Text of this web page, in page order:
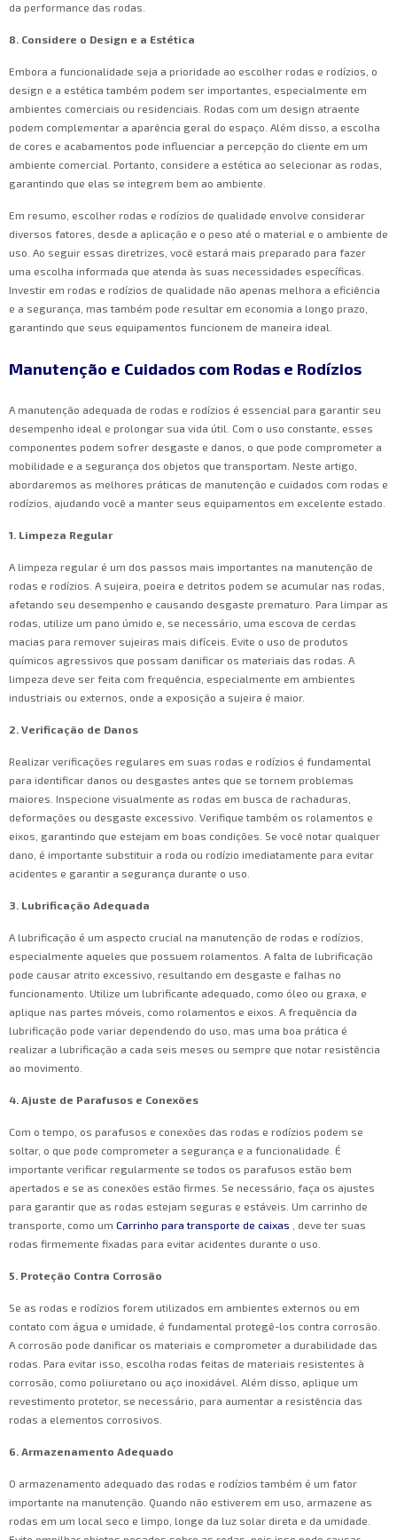
da performance das rodas.
8. Considere o Design e a Estética
Embora a funcionalidade seja a prioridade ao escolher rodas e rodízios, o
design e a estética também podem ser importantes, especialmente em
ambientes comerciais ou residenciais. Rodas com um design atraente
podem complementar a aparência geral do espaço. Além disso, a escolha
de cores e acabamentos pode influenciar a percepção do cliente em um
ambiente comercial. Portanto, considere a estética ao selecionar as rodas,
garantindo que elas se integrem bem ao ambiente.
Em resumo, escolher rodas e rodízios de qualidade envolve considerar
diversos fatores, desde a aplicação e o peso até o material e o ambiente de
uso. Ao seguir essas diretrizes, você estará mais preparado para fazer
uma escolha informada que atenda às suas necessidades específicas.
Investir em rodas e rodízios de qualidade não apenas melhora a eficiência
e a segurança, mas também pode resultar em economia a longo prazo,
garantindo que seus equipamentos funcionem de maneira ideal.
Manutenção e Cuidados com Rodas e Rodízios
A manutenção adequada de rodas e rodízios é essencial para garantir seu
desempenho ideal e prolongar sua vida útil. Com o uso constante, esses
componentes podem sofrer desgaste e danos, o que pode comprometer a
mobilidade e a segurança dos objetos que transportam. Neste artigo,
abordaremos as melhores práticas de manutenção e cuidados com rodas e
rodízios, ajudando você a manter seus equipamentos em excelente estado.
1. Limpeza Regular
A limpeza regular é um dos passos mais importantes na manutenção de
rodas e rodízios. A sujeira, poeira e detritos podem se acumular nas rodas,
afetando seu desempenho e causando desgaste prematuro. Para limpar as
rodas, utilize um pano úmido e, se necessário, uma escova de cerdas
macias para remover sujeiras mais difíceis. Evite o uso de produtos
químicos agressivos que possam danificar os materiais das rodas. A
limpeza deve ser feita com frequência, especialmente em ambientes
industriais ou externos, onde a exposição a sujeira é maior.
2. Verificação de Danos
Realizar verificações regulares em suas rodas e rodízios é fundamental
para identificar danos ou desgastes antes que se tornem problemas
maiores. Inspecione visualmente as rodas em busca de rachaduras,
deformações ou desgaste excessivo. Verifique também os rolamentos e
eixos, garantindo que estejam em boas condições. Se você notar qualquer
dano, é importante substituir a roda ou rodízio imediatamente para evitar
acidentes e garantir a segurança durante o uso.
3. Lubrificação Adequada
A lubrificação é um aspecto crucial na manutenção de rodas e rodízios,
especialmente aqueles que possuem rolamentos. A falta de lubrificação
pode causar atrito excessivo, resultando em desgaste e falhas no
funcionamento. Utilize um lubrificante adequado, como óleo ou graxa, e
aplique nas partes móveis, como rolamentos e eixos. A frequência da
lubrificação pode variar dependendo do uso, mas uma boa prática é
realizar a lubrificação a cada seis meses ou sempre que notar resistência
ao movimento.
4. Ajuste de Parafusos e Conexões
Com o tempo, os parafusos e conexões das rodas e rodízios podem se
soltar, o que pode comprometer a segurança e a funcionalidade. É
importante verificar regularmente se todos os parafusos estão bem
apertados e se as conexões estão firmes. Se necessário, faça os ajustes
para garantir que as rodas estejam seguras e estáveis. Um carrinho de
transporte, como um Carrinho para transporte de caixas
, deve ter suas
rodas firmemente fixadas para evitar acidentes durante o uso.
5. Proteção Contra Corrosão
Se as rodas e rodízios forem utilizados em ambientes externos ou em
contato com água e umidade, é fundamental protegê-los contra corrosão.
A corrosão pode danificar os materiais e comprometer a durabilidade das
rodas. Para evitar isso, escolha rodas feitas de materiais resistentes à
corrosão, como poliuretano ou aço inoxidável. Além disso, aplique um
revestimento protetor, se necessário, para aumentar a resistência das
rodas a elementos corrosivos.
6. Armazenamento Adequado
O armazenamento adequado das rodas e rodízios também é um fator
importante na manutenção. Quando não estiverem em uso, armazene as
rodas em um local seco e limpo, longe da luz solar direta e da umidade.